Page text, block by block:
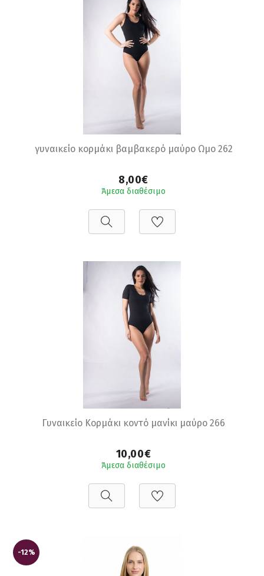
γυναικείο κορμάκι βαμβακερό μαύρο Ωμο 262
8,00€
Άμεσα διαθέσιμο
Γυναικείο Κορμάκι κοντό μανίκι μαύρο 266
10,00€
Άμεσα διαθέσιμο
-12%